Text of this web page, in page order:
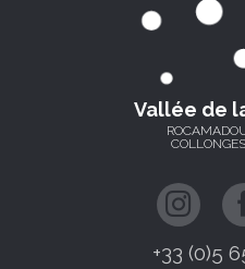
Vallée de
+33 (0)5